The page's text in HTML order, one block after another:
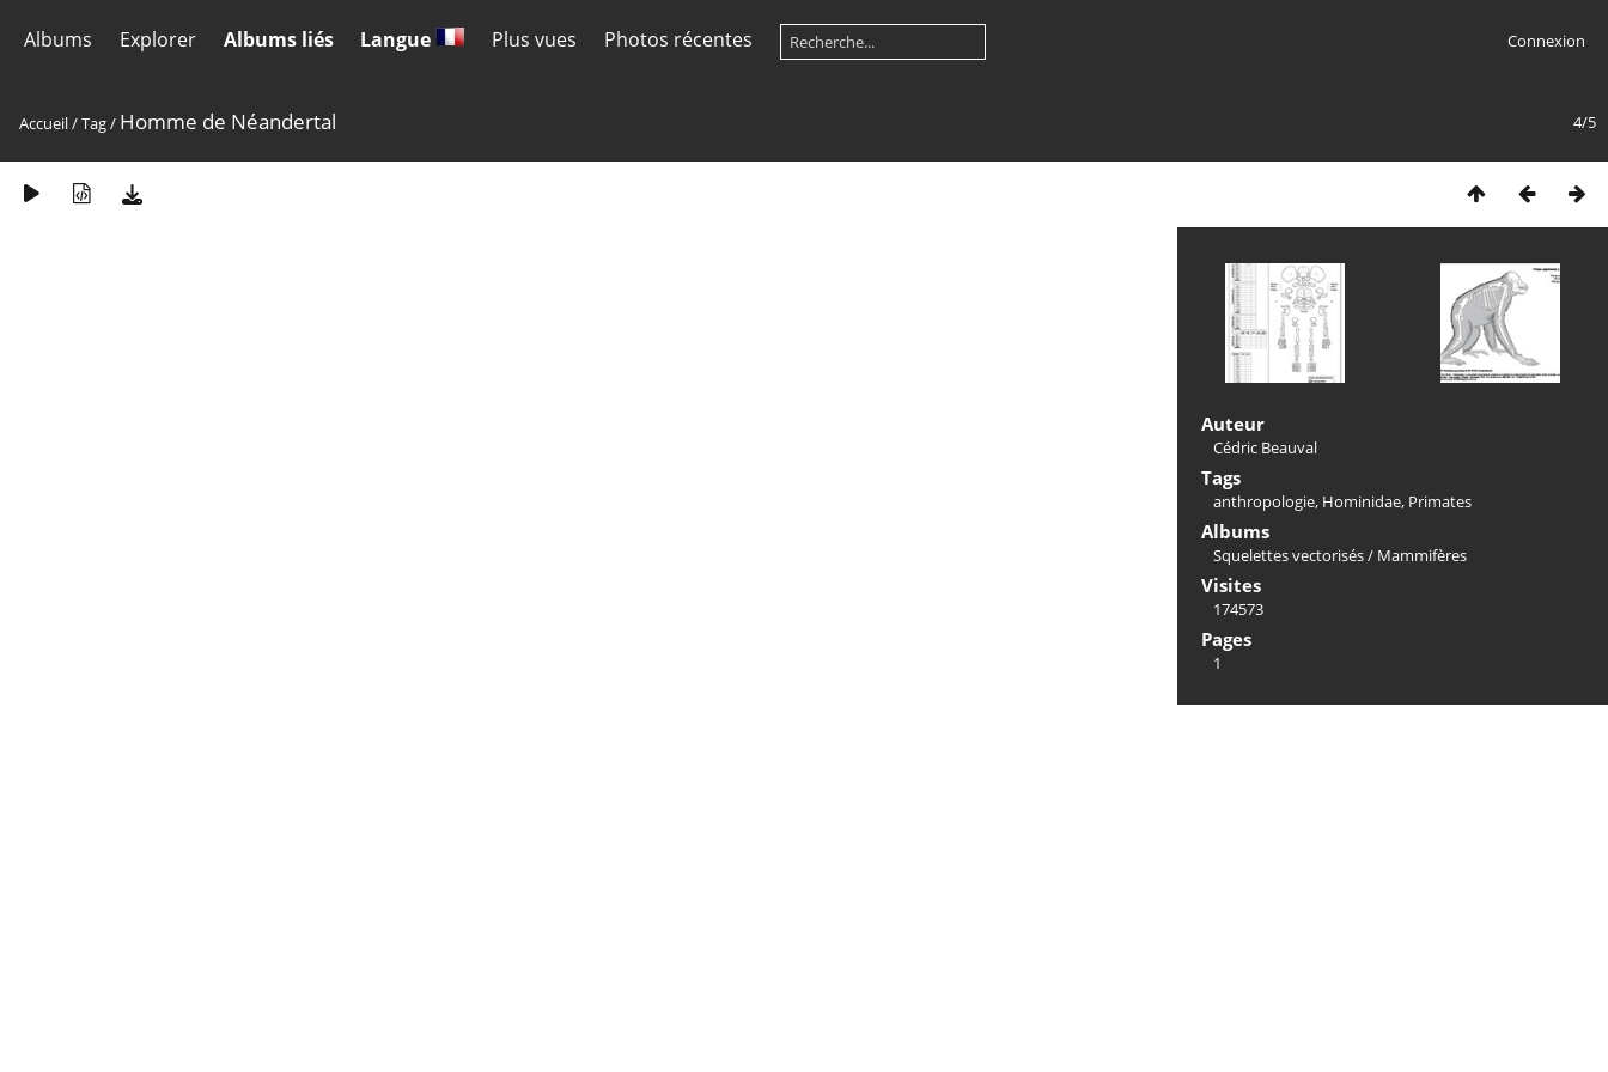
Albums Explorer Albums liés Langue Plus vues Photos récentes Connexion
4/5
Accueil/Tag/ Homme de Néandertal
Auteur
Cédric Beauval
Tags
anthropologie, Hominidae, Primates
Albums
Squelettes vectorisés/ Mammifères
Visites
174573
Pages
1